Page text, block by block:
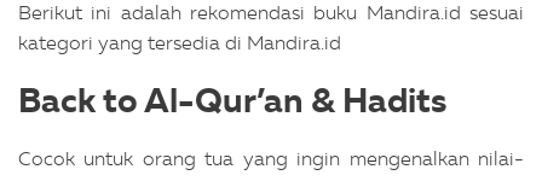
Berikut ini adalah rekomendasi buku Mandira.id sesuai
kategori yang tersedia di Mandira.id
Back to Al-Qur’an & Hadits
Cocok untuk orang tua yang ingin mengenalkan nilai-